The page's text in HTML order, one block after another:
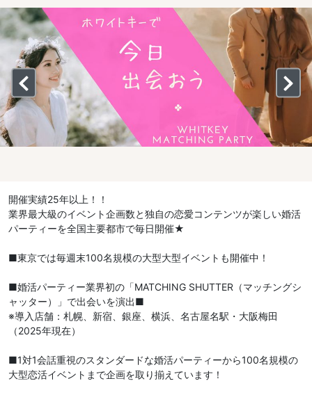
開催実績25年以上！！
業界最大級のイベント企画数と独自の恋愛コンテンツが楽しい婚活
パーティーを全国主要都市で毎日開催★
■東京では毎週末100名規模の大型大型イベントも開催中！
■婚活パーティー業界初の「MATCHING SHUTTER（マッチングシ
ャッター）」で出会いを演出■
※導入店舗：札幌、新宿、銀座、横浜、名古屋名駅・大阪梅田
（2025年現在）
■1対1会話重視のスタンダードな婚活パーティーから100名規模の
大型恋活イベントまで企画を取り揃えています！